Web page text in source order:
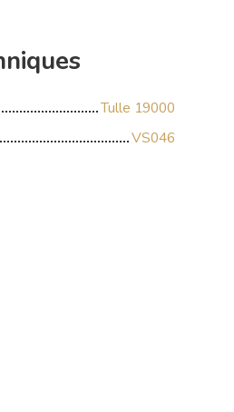
Tulle 19000
VS046